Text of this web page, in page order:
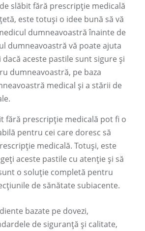
slăbit fără prescripție medicală
este totuși o idee bună să vă
dumneavoastră înainte de
dumneavoastră vă poate ajuta
aceste pastile sunt sigure și
dumneavoastră, pe baza
medical și a stării de
fără prescripție medicală pot fi o
pentru cei care doresc să
medicală. Totuși, este
aceste pastile cu atenție și să
o soluție completă pentru
de sănătate subiacente.
bazate pe dovezi,
de siguranță și calitate,